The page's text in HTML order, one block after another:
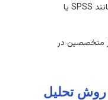
قابلیت‌های خودکار نرم‌افزارهایی مانند SPSS یا
متخصصین در